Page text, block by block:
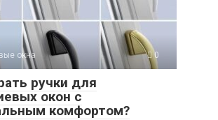
окна 0
ручки для
окон с
комфортом?